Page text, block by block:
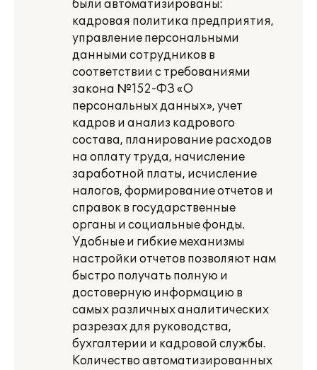
были автоматизированы:
кадровая политика предприятия,
управление персональными
данными сотрудников в
соответствии с требованиями
закона №152-ФЗ «О
персональных данных», учет
кадров и анализ кадрового
состава, планирование расходов
на оплату труда, начисление
заработной платы, исчисление
налогов, формирование отчетов и
справок в государственные
органы и социальные фонды.
Удобные и гибкие механизмы
настройки отчетов позволяют нам
быстро получать полную и
достоверную информацию в
самых различных аналитических
разрезах для руководства,
бухгалтерии и кадровой службы.
Количество автоматизированных